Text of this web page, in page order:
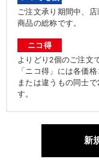
ご注文承り期間中、
商品の総称です。
ニコ得
よりどり2個のご注文
「ニコ得」には各価
または違うもの同士
す。
新